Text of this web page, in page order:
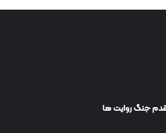
جنگ روایت ها